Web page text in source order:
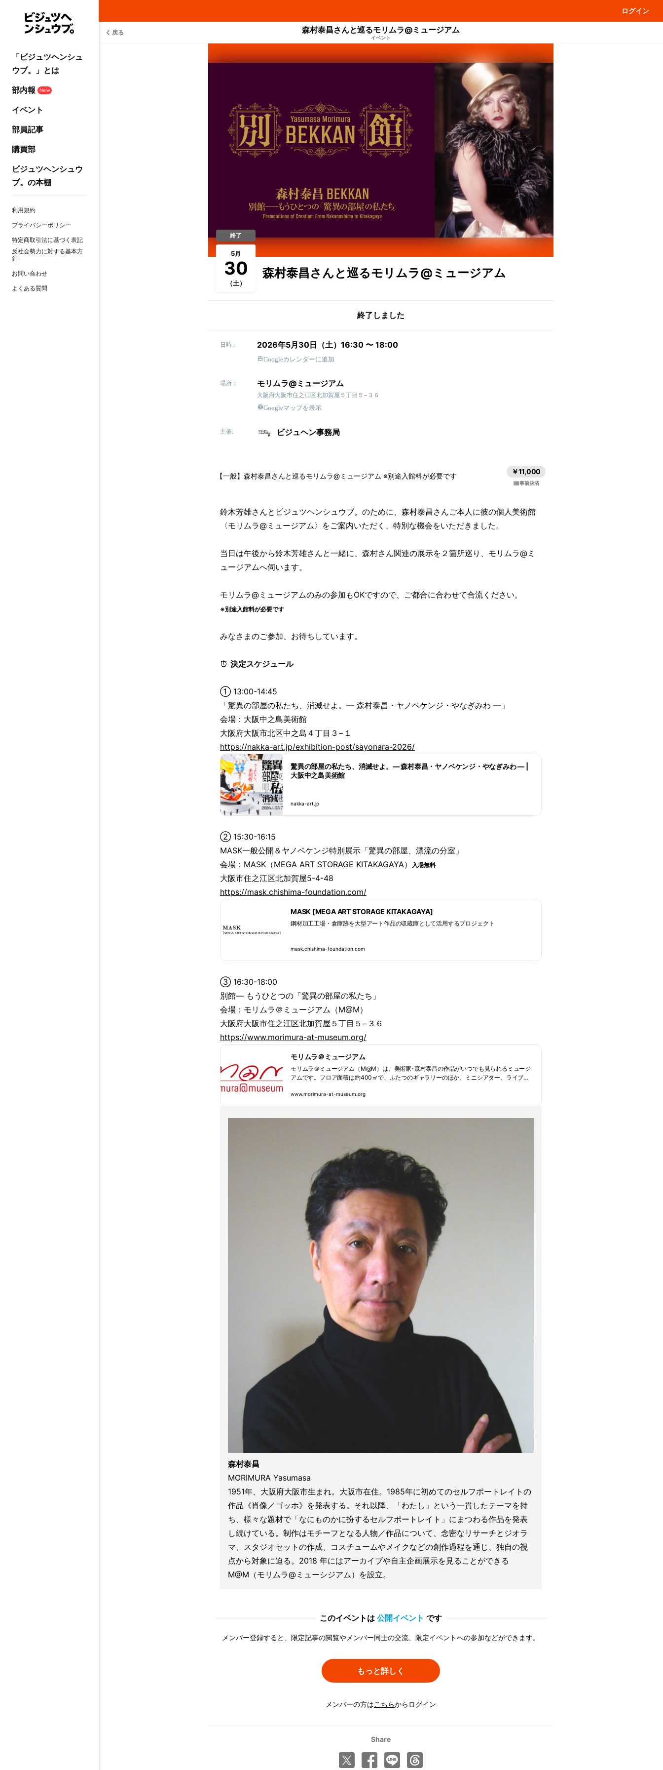
ログイン
「ビジュツヘンシュ
ウブ。」とは
部内報
New
イベント
部員記事
購買部
ビジュツヘンシュウ
ブ。の本棚
利用規約
プライバシーポリシー
特定商取引法に基づく表記
反社会勢力に対する基本方
針
お問い合わせ
よくある質問
戻る 森村泰昌さんと巡るモリムラ@ミュージアム
イベント
終了
5月
30
（土）
森村泰昌さんと巡るモリムラ@ミュージアム
終了しました
日時： 2026年5月30日（土）16:30 〜 18:00
Googleカレンダーに追加
場所： モリムラ@ミュージアム
大阪府大阪市住之江区北加賀屋５丁目５−３６
Googleマップを表示
主催: ビジュヘン事務局
【一般】森村泰昌さんと巡るモリムラ@ミュージアム ※別途入館料が必要です
￥11,000
事前決済
鈴木芳雄さんとビジュツヘンシュウブ。のために、森村泰昌さんご本人に彼の個人美術館
〈モリムラ@ミュージアム〉をご案内いただく、特別な機会をいただきました。
当日は午後から鈴木芳雄さんと一緒に、森村さん関連の展示を２箇所巡り、モリムラ@ミ
ュージアムへ伺います。
モリムラ@ミュージアムのみの参加もOKですので、ご都合に合わせて合流ください。
※別途入館料が必要です
みなさまのご参加、お待ちしています。
⏰ 決定スケジュール
① 13:00-14:45
「驚異の部屋の私たち、消滅せよ。— 森村泰昌・ヤノベケンジ・やなぎみわ —」
会場：大阪中之島美術館
大阪府大阪市北区中之島４丁目３−１
https://nakka-art.jp/exhibition-post/sayonara-2026/
驚異の部屋の私たち、消滅せよ。— 森村泰昌・ヤノベケンジ・やなぎみわ — |
大阪中之島美術館
nakka-art.jp
② 15:30-16:15
MASK一般公開＆ヤノベケンジ特別展示「驚異の部屋、漂流の分室」
会場：MASK（MEGA ART STORAGE KITAKAGAYA）
入場無料
大阪市住之江区北加賀屋5-4-48
https://mask.chishima-foundation.com/
MASK [MEGA ART STORAGE KITAKAGAYA]
鋼材加工工場・倉庫跡を大型アート作品の収蔵庫として活用するプロジェクト
mask.chishima-foundation.com
③ 16:30-18:00
別館— もうひとつの「驚異の部屋の私たち」
会場：モリムラ＠ミュージアム（M@M）
大阪府大阪市住之江区北加賀屋５丁目５−３６
https://www.morimura-at-museum.org/
モリムラ＠ミュージアム
モリムラ＠ミュージアム（M@M）は、美術家･森村泰昌の作品がいつでも見られるミュージ
アムです。フロア面積は約400㎡で、ふたつのギャラリーのほか、ミニシアター、ライブラ
口から徒歩6分。
www.morimura-at-museum.org
森村泰昌
MORIMURA Yasumasa
1951年、大阪府大阪市生まれ。大阪市在住。1985年に初めてのセルフポートレイトの
作品《肖像／ゴッホ》を発表する。それ以降、「わたし」という一貫したテーマを持
ち、様々な題材で「なにものかに扮するセルフポートレイト」にまつわる作品を発表
し続けている。制作はモチーフとなる人物／作品について、念密なリサーチとジオラ
マ、スタジオセットの作成、コスチュームやメイクなどの創作過程を通じ、独自の視
点から対象に迫る。2018 年にはアーカイブや自主企画展示を見ることができる
M@M（モリムラ@ミューシジアム）を設立。
このイベントは 公開イベント です
メンバー登録すると、限定記事の閲覧やメンバー同士の交流、限定イベントへの参加などができます。
もっと詳しく
メンバーの方はこちらからログイン
Share